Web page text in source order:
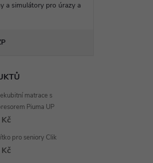
a simulátory pro úrazy a
matrace s
Piuma UP
pro seniory Clik